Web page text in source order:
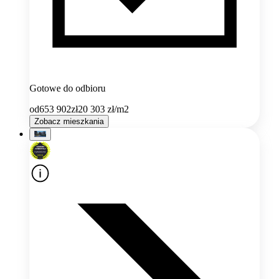
Gotowe do odbioru
od653 902zł20 303 zł/m2
Zobacz mieszkania